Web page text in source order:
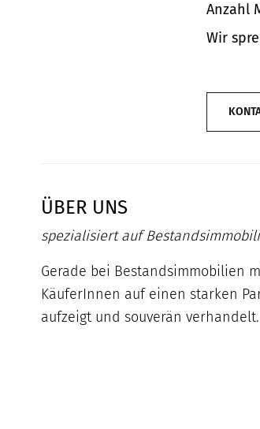
Anzahl
Wir
ÜBER UNS
spezialisiert auf
Gerade bei Bestandsimmobilien
KäuferInnen auf einen starken
aufzeigt und souverän